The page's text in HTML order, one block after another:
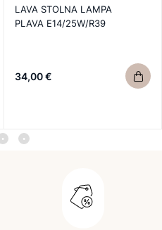
LAVA STOLNA LAMPA
PLAVA E14/25W/R39
34,00 €